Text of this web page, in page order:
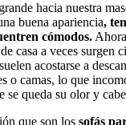
hacia nuestra
buena apariencia,
cómodos.
casa a veces surgen
acostarse a
o camas, lo que
se queda su olor y
que son los sofás